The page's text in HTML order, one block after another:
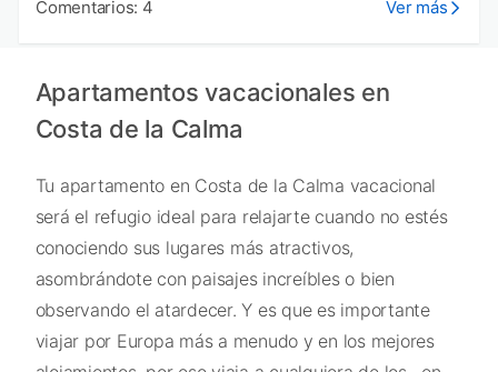
Comentarios: 4
Ver más
Apartamentos vacacionales en
Costa de la Calma
Tu apartamento en Costa de la Calma vacacional
será el refugio ideal para relajarte cuando no estés
conociendo sus lugares más atractivos,
asombrándote con paisajes increíbles o bien
observando el atardecer. Y es que es importante
viajar por Europa más a menudo y en los mejores